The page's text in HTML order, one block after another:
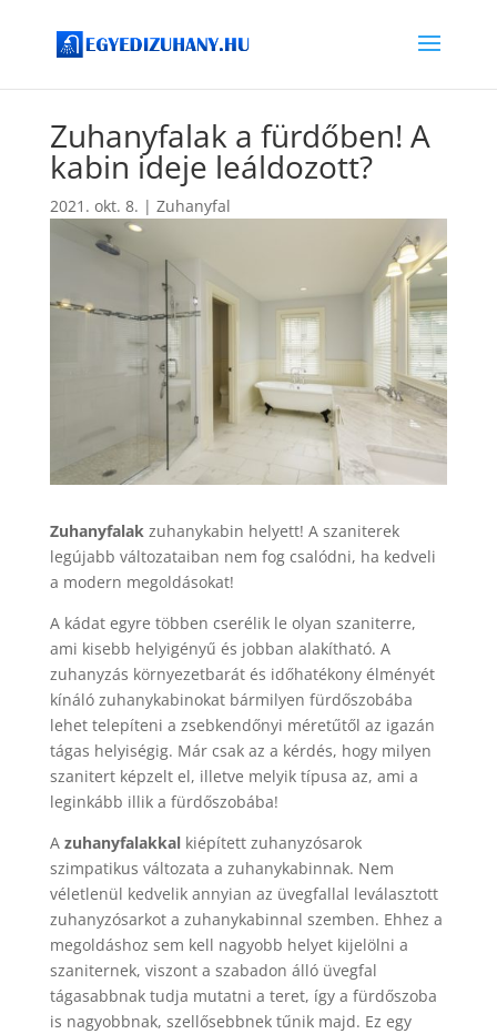
Zuhanyfalak a fürdőben! A
kabin ideje leáldozott?
2021. okt. 8. | Zuhanyfal
Zuhanyfalak zuhanykabin helyett! A szaniterek
legújabb változataiban nem fog csalódni, ha kedveli
a modern megoldásokat!
A kádat egyre többen cserélik le olyan szaniterre,
ami kisebb helyigényű és jobban alakítható. A
zuhanyzás környezetbarát és időhatékony élményét
kínáló zuhanykabinokat bármilyen fürdőszobába
lehet telepíteni a zsebkendőnyi méretűtől az igazán
tágas helyiségig. Már csak az a kérdés, hogy milyen
szanitert képzelt el, illetve melyik típusa az, ami a
leginkább illik a fürdőszobába!
Azuhanyfalakkalkiépített zuhanyzósarok
szimpatikus változata a zuhanykabinnak. Nem
véletlenül kedvelik annyian az üvegfallal leválasztott
zuhanyzósarkot a zuhanykabinnal szemben. Ehhez a
megoldáshoz sem kell nagyobb helyet kijelölni a
szaniternek, viszont a szabadon álló üvegfal
tágasabbnak tudja mutatni a teret, így a fürdőszoba
is nagyobbnak, szellősebbnek tűnik majd. Ez egy